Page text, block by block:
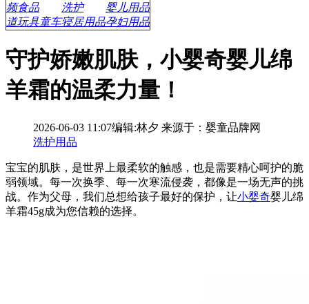
频
道
食品 洗护
婴儿用品
玩具童车寝居用品孕妇用品
守护娇嫩肌肤，小婴奇婴儿绵
羊霜的温柔力量！
2026-06-03 11:07编辑:林夕 来源于：婴童品牌网
洗护用品
宝宝的肌肤，是世界上最柔软的触感，也是需要精心呵护的脆
弱领域。每一次换季、每一次寒流侵袭，都像是一场无声的挑
战。作为父母，我们总想给孩子最好的保护，让小婴奇婴儿绵
羊霜45g成为您信赖的选择。